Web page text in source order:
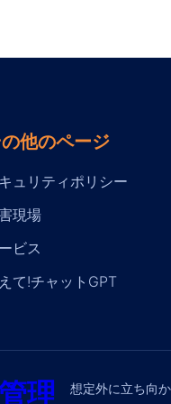
他のページ
ュリティポリシー
現場
ビス
て!チャットGPT
理 想定外に立ち向